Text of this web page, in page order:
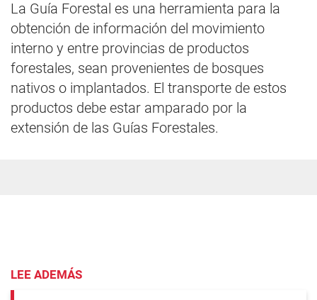
La Guía Forestal es una herramienta para la
obtención de información del movimiento
interno y entre provincias de productos
forestales, sean provenientes de bosques
nativos o implantados. El transporte de estos
productos debe estar amparado por la
extensión de las Guías Forestales.
LEE ADEMÁS